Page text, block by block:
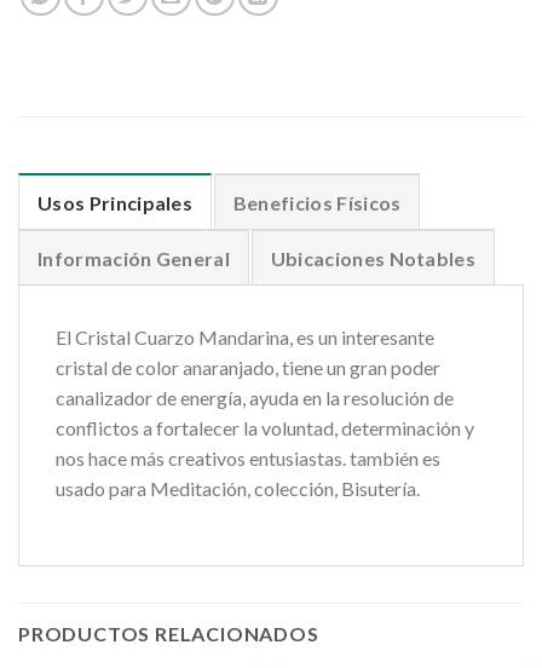
Usos Principales Beneficios Físicos
Información General Ubicaciones Notables
El Cristal Cuarzo Mandarina, es un interesante
cristal de color anaranjado, tiene un gran poder
canalizador de energía, ayuda en la resolución de
conflictos a fortalecer la voluntad, determinación y
nos hace más creativos entusiastas. también es
usado para Meditación, colección, Bisutería.
PRODUCTOS RELACIONADOS